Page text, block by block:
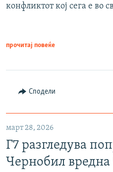
конфликтот кој сега е во
прочитај повеќе
Сподели
март 28, 2026
Г7 разгледува
Чернобил